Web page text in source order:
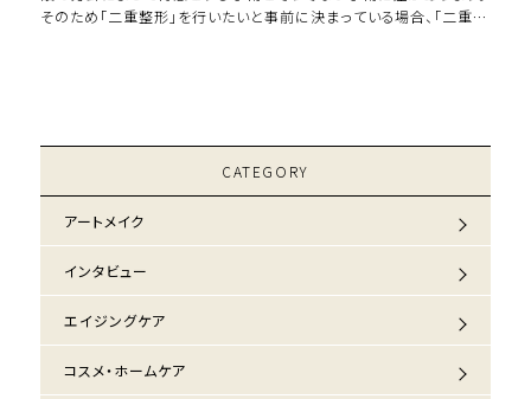
そのため「二重整形」を行いたいと事前に決まっている場合、「二重整
CATEGORY
アートメイク
インタビュー
エイジングケア
コスメ・ホームケア